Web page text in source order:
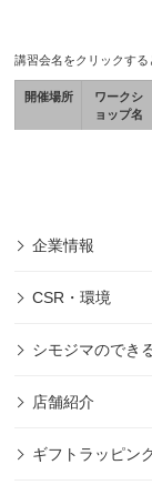
講習会名をクリックする
開催場所
ワークシ
ョップ名
企業情報
CSR・環境
シモジマのでき
店舗紹介
ギフトラッピン